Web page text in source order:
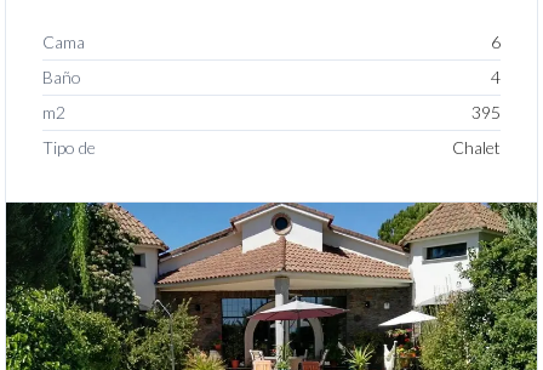
Cama
6
Baño
4
m2
395
Tipo de
Chalet